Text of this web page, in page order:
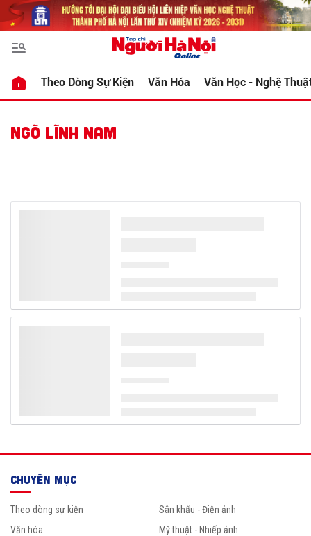
Theo Dòng Sự Kiện Văn Hóa Văn Học - Nghệ
NGÕ LĨNH NAM
CHUYÊN MỤC
Theo dòng sự kiện
Văn hóa
Sân khấu - Điện ảnh
Mỹ thuật - Nhiếp ảnh